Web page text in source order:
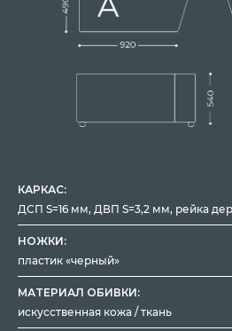
КАРКАС:
ДСП S=16 мм, ДВП S=3,2 мм, рейка
НОЖКИ:
пластик «черный»
МАТЕРИАЛ ОБИВКИ:
искусственная кожа / ткань